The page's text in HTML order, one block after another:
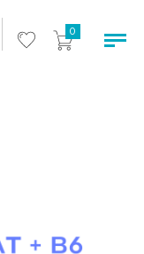
0